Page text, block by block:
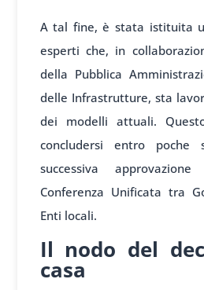
A tal fine, è stata istituita
esperti che, in
della Pubblica
delle Infrastrutture, sta
dei modelli attuali.
concludersi entro poche
successiva
Conferenza Unificata tra
Enti locali.
Il nodo del
casa